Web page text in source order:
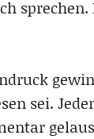
sei.